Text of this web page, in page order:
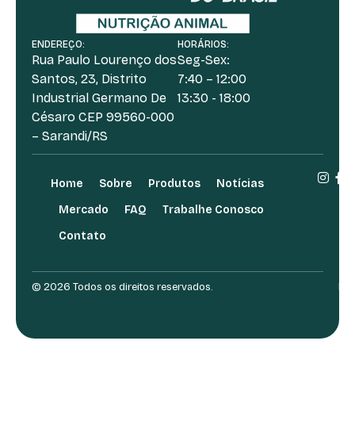
ENDEREÇO:
Rua Paulo Lourenço dos
Santos, 23, Distrito
Industrial Germano De
Césaro CEP 99560-000
– Sarandi/RS
HORÁRIOS:
Seg-Sex:
7:40 – 12:00
13:30 - 18:00
Home Sobre Produtos
Notícias
Mercado
FAQ
Trabalhe Conosco
Contato
© 2026 Todos os direitos reservados.